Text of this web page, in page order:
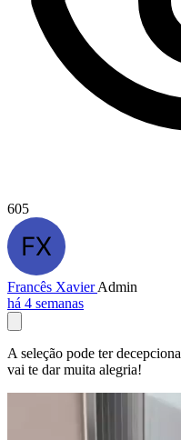
605
Francês XavierAdmin
há 4 semanas
A seleção pode ter
vai te dar muita alegria!